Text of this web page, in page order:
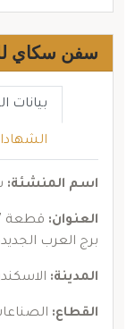
سفن سكاي
بيانات
اسم المنشئة:
العنوان:
برج العرب
المدينة:
القطاع: